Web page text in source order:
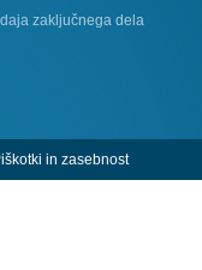
zaključnega dela
in zasebnost